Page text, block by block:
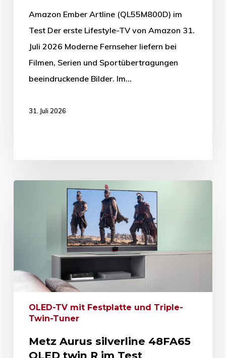
Amazon Ember Artline (QL55M800D) im
Test Der erste Lifestyle-TV von Amazon 31.
Juli 2026 Moderne Fernseher liefern bei
Filmen, Serien und Sportübertragungen
beeindruckende Bilder. Im…
31. Juli 2026
OLED-TV mit Festplatte und Triple-
Twin-Tuner
Metz Aurus silverline 48FA65
OLED twin R im Test